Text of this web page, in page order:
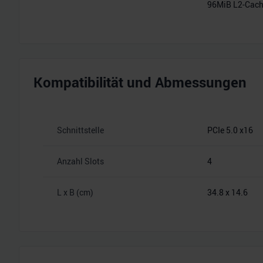
96MiB L2-
Kompatibilität und Abmessungen
Schnittstelle PCIe 5.0 x16
Anzahl Slots 4
L x B (cm) 34.8 x 14.6